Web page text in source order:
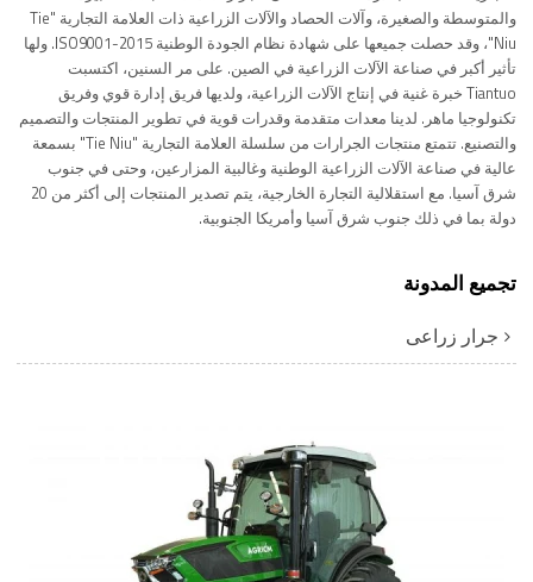
والمتوسطة والصغيرة، وآلات الحصاد والآلات الزراعية ذات العلامة التجارية "Tie
Niu"، وقد حصلت جميعها على شهادة نظام الجودة الوطنية ISO9001-2015. ولها
تأثير أكبر في صناعة الآلات الزراعية في الصين. على مر السنين، اكتسبت
Tiantuo خبرة غنية في إنتاج الآلات الزراعية، ولديها فريق إدارة قوي وفريق
تكنولوجيا ماهر. لدينا معدات متقدمة وقدرات قوية في تطوير المنتجات والتصميم
والتصنيع. تتمتع منتجات الجرارات من سلسلة العلامة التجارية "Tie Niu" بسمعة
عالية في صناعة الآلات الزراعية الوطنية وغالبية المزارعين، وحتى في جنوب
شرق آسيا. مع استقلالية التجارة الخارجية، يتم تصدير المنتجات إلى أكثر من 20
دولة بما في ذلك جنوب شرق آسيا وأمريكا الجنوبية.
تجميع المدونة
جرار زراعى